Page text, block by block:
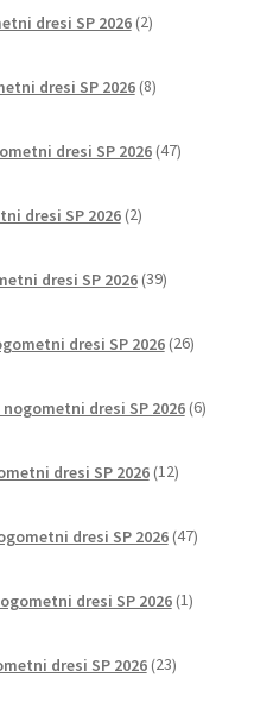
dresi SP 2026 2izdelka
dresi SP 2026 8izdelkov
dresi SP 2026 47izdelkov
dresi SP 2026 2izdelka
dresi SP 2026 39izdelkov
dresi SP 2026 26izdelkov
dresi SP 2026 6izdelkov
dresi SP 2026 12izdelkov
dresi SP 2026 47izdelkov
dresi SP 2026 1izdelek
dresi SP 2026 23izdelkov